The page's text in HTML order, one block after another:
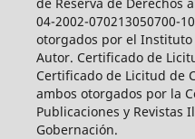
04-2002-070213050700-
otorgados por el
Autor. Certificado de
Certificado de Licitud de
ambos otorgados por la
Publicaciones y Revistas
Gobernación.